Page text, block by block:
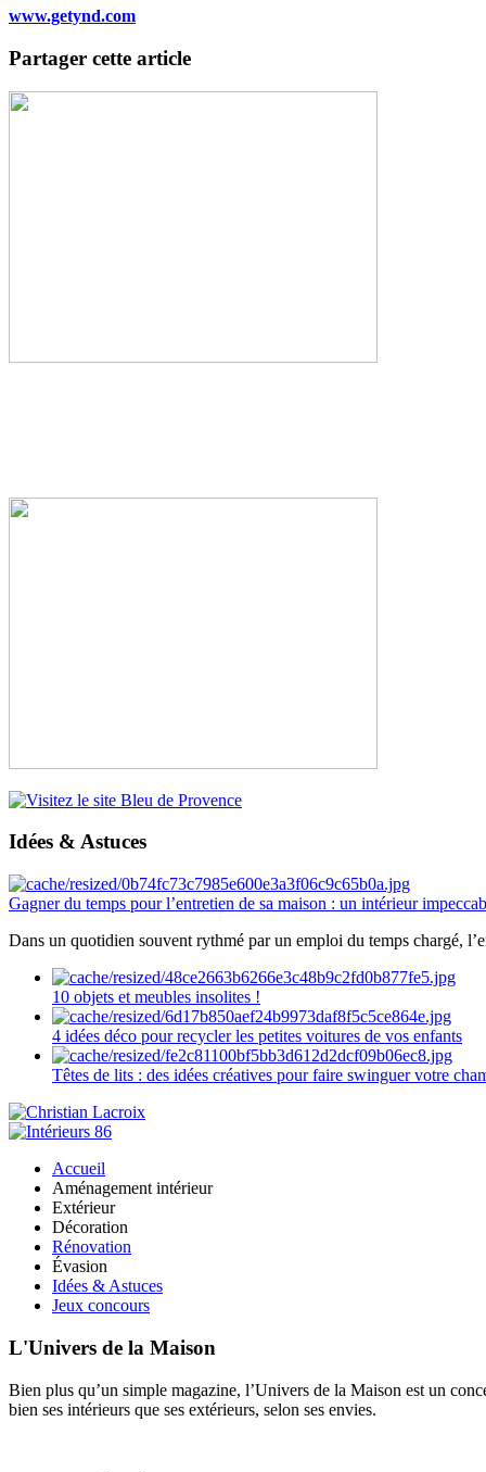
www.getynd.com
Partager cette article
Idées & Astuces
Gagner du temps pour l’entretien de sa maison : un intérieur
Dans un quotidien souvent rythmé par un emploi du temps chargé,
10 objets et meubles insolites !
4 idées déco pour recycler les petites voitures de vos enfants
Têtes de lits : des idées créatives pour faire swinguer votre
Accueil
Aménagement intérieur
Extérieur
Décoration
Rénovation
Évasion
Idées & Astuces
Jeux concours
L'Univers de la Maison
Bien plus qu’un simple magazine, l’Univers de la Maison est un
bien ses intérieurs que ses extérieurs, selon ses envies.